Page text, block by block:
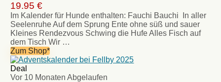
19.95 €
Im Kalender für Hunde enthalten: Fauchi Bauchi In aller
Seelenruhe Auf dem Sprung Ente ohne süß und sauer
Kleines Rendezvous Schwing die Hufe Alles Fisch auf
dem Tisch Wir …
Zum Shop*
Deal
Vor 10 MonatenAbgelaufen